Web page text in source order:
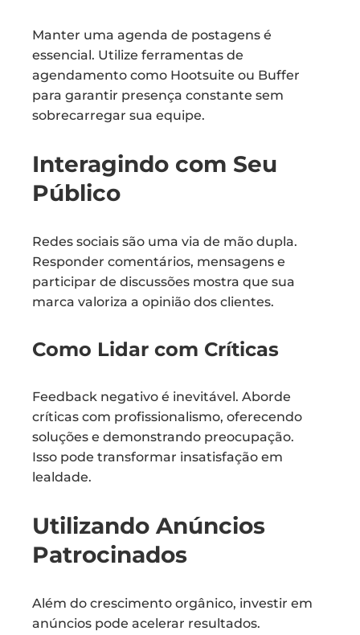
Manter uma agenda de postagens é
essencial. Utilize ferramentas de
agendamento como Hootsuite ou Buffer
para garantir presença constante sem
sobrecarregar sua equipe.
Interagindo com Seu
Público
Redes sociais são uma via de mão dupla.
Responder comentários, mensagens e
participar de discussões mostra que sua
marca valoriza a opinião dos clientes.
Como Lidar com Críticas
Feedback negativo é inevitável. Aborde
críticas com profissionalismo, oferecendo
soluções e demonstrando preocupação.
Isso pode transformar insatisfação em
lealdade.
Utilizando Anúncios
Patrocinados
Além do crescimento orgânico, investir em
anúncios pode acelerar resultados.